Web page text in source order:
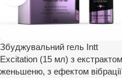
Збуджувальний гель Intt
Excitation (15 мл) з екстрактом
женьшеню, з ефектом вібрації